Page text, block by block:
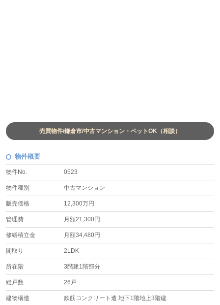
売買物件/鎌倉市/中古マンション・ペットOK（相談）
物件概要
物件No. 0523
物件種別 中古マンション
販売価格 12,300万円
管理費 月額21,300円
修繕積立金 月額34,480円
間取り 2LDK
所在階 3階建1階部分
総戸数 26戸
建物構造 鉄筋コンクリート造 地下1階地上3階建